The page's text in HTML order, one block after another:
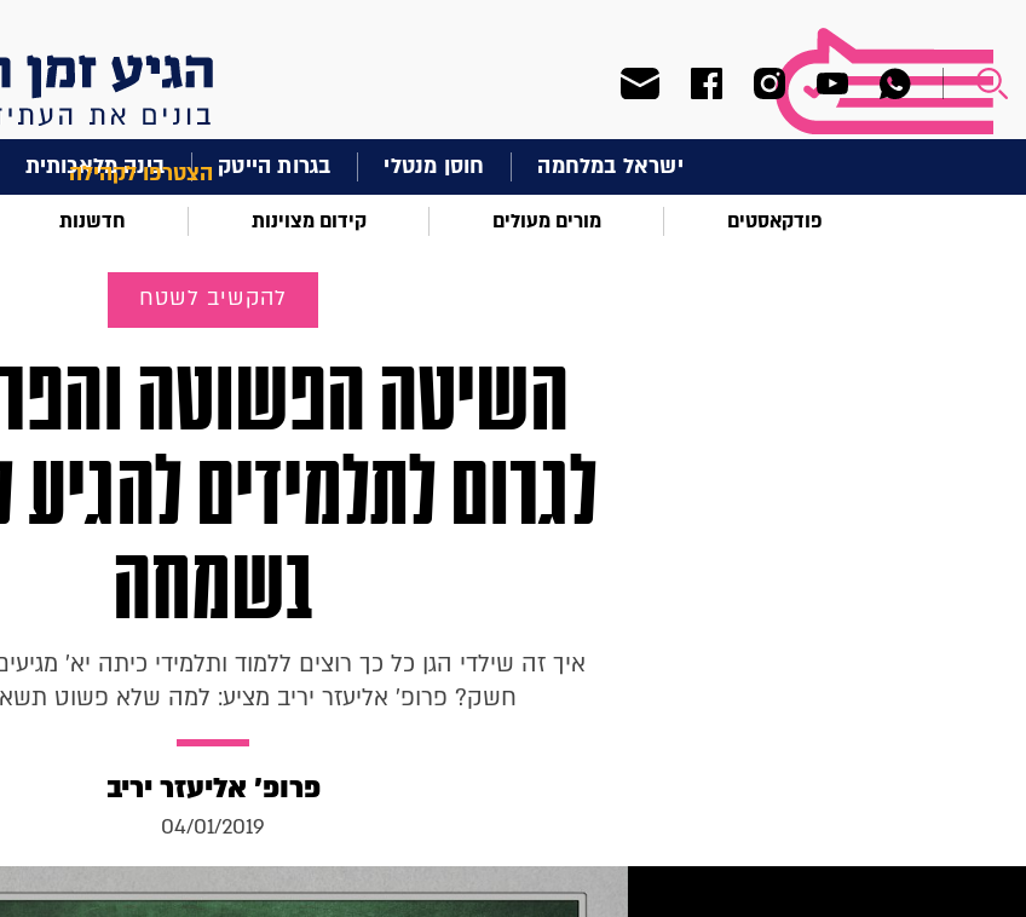
הצטרפו לקהילה ישראל במלחמה חוסן מנטלי בגרות הייטק בינה מלאכותית
פודקאסטים מורים מעולים קידום מצוינות חדשנות
להקשיב לשטח
השיטה הפשוטה
לגרום לתלמידים
בשמחה
איך זה שילדי הגן כל כך רוצים ללמוד ותלמידי כיתה יא'
חשק? פרופ' אליעזר יריב מציע: למה שלא פשוט
פרופ' אליעזר יריב
04/01/2019